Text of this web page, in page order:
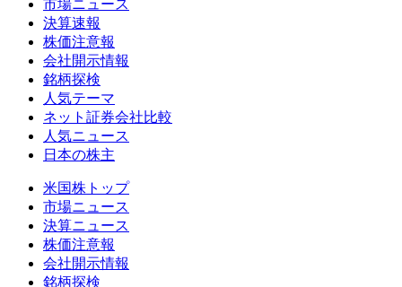
市場ニュース
決算速報
株価注意報
会社開示情報
銘柄探検
人気テーマ
ネット証券会社比較
人気ニュース
日本の株主
米国株トップ
市場ニュース
決算ニュース
株価注意報
会社開示情報
銘柄探検